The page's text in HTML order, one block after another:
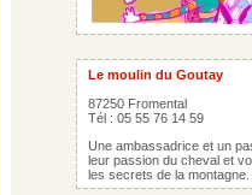
Le moulin du Goutay
87250 Fromental
Tél : 05 55 76 14 59
Une ambassadrice et un
leur passion du cheval et
les secrets de la montagne.